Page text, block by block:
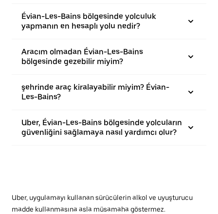
Évian-Les-Bains bölgesinde yolculuk
yapmanın en hesaplı yolu nedir?
Aracım olmadan Évian-Les-Bains
bölgesinde gezebilir miyim?
şehrinde araç kiralayabilir miyim? Évian-
Les-Bains?
Uber, Évian-Les-Bains bölgesinde yolcuların
güvenliğini sağlamaya nasıl yardımcı olur?
Uber, uygulamayı kullanan sürücülerin alkol ve uyuşturucu
madde kullanmasına asla müsamaha göstermez.